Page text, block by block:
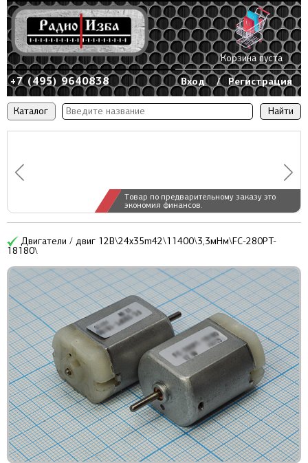
Каталог
Товар по предварительному заказу это
экономия финансов.
+7 (495) 9640838 Вход / Регистрация
Корзина пуста
Двигатели / двиг 12В\24x35m42\11400\3,3мНм\FC-280PT-
18180\